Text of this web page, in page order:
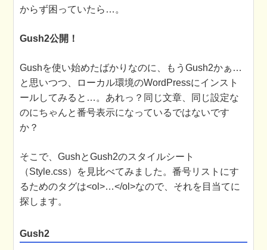
からず困っていたら…。
Gush2公開！
Gushを使い始めたばかりなのに、もうGush2かぁ…
と思いつつ、ローカル環境のWordPressにインスト
ールしてみると…。あれっ？同じ文章、同じ設定な
のにちゃんと番号表示になっているではないです
か？
そこで、GushとGush2のスタイルシート
（Style.css）を見比べてみました。番号リストにす
るためのタグは<ol>…</ol>なので、それを目当てに
探します。
Gush2